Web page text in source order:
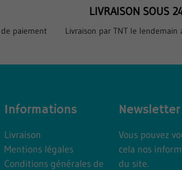
paiement
LIVRAISON SOUS
Livraison par TNT le lendemain
Informations
Livraison
Mentions légales
Conditions générales de
Newsletter
Vous pouvez
cela nos
du site.